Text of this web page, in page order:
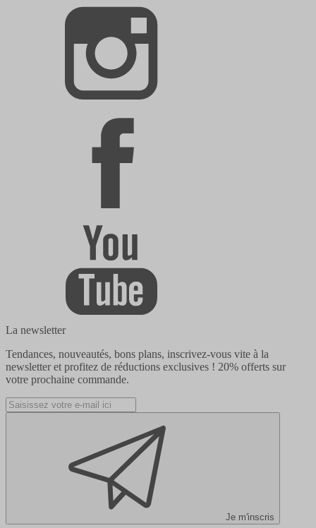
La newsletter
Tendances, nouveautés, bons plans, inscrivez-vous vite à la
newsletter et profitez de réductions exclusives ! 20% offerts sur
votre prochaine commande.
Je m'inscris